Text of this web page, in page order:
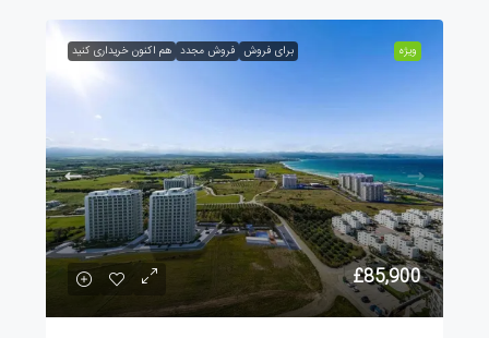
ویژه برای فروش فروش مجدد هم اکنون خریداری کنید
£85,900